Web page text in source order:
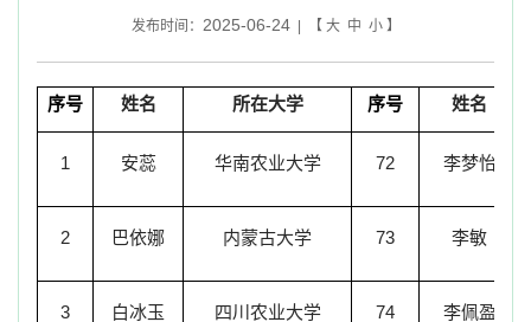
发布时间： 2025-06-24| 【 大 中 小】
序号 姓名 所在大学 序号 姓名
1 安蕊 华南农业大学 72 李梦怡
2 巴依娜 内蒙古大学 73 李敏
3 白冰玉 四川农业大学 74 李佩盈